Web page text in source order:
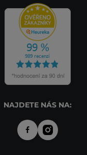
NAJDETE NÁS NA: